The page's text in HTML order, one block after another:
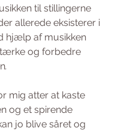
til stillingerne
allerede eksisterer i
hjælp af musikken
og forbedre
.
mig atter at kaste
og et spirende
jo blive såret og